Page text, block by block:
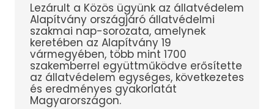
Lezárult a Közös ügyünk az állatvédelem
Alapítvány országjáró állatvédelmi
szakmai nap-sorozata, amelynek
keretében az Alapítvány 19
vármegyében, több mint 1700
szakemberrel együttműködve erősítette
az állatvédelem egységes, következetes
és eredményes gyakorlatát
Magyarországon.